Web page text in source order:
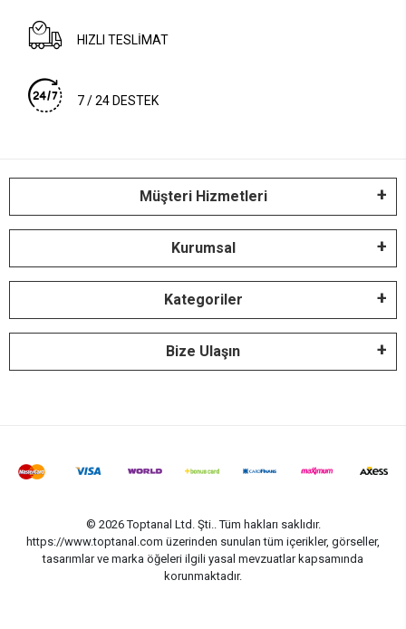
HIZLI TESLİMAT
7 / 24 DESTEK
Müşteri Hizmetleri
Kurumsal
Kategoriler
Bize Ulaşın
© 2026 Toptanal Ltd. Şti.. Tüm hakları saklıdır.
https://www.toptanal.com üzerinden sunulan tüm içerikler, görseller,
tasarımlar ve marka öğeleri ilgili yasal mevzuatlar kapsamında
korunmaktadır.